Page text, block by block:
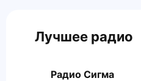
Лучшее радио
Радио Сигма